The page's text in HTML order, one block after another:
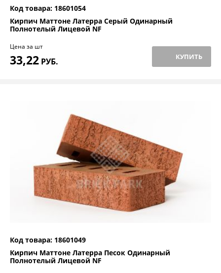
Код товара: 18601054
Кирпич Маттоне Латерра Cерый Одинарный
Полнотелый Лицевой NF
Цена за шт
33,22 РУБ. КУПИТЬ
Код товара: 18601049
Кирпич Маттоне Латерра Песок Одинарный
Полнотелый Лицевой NF